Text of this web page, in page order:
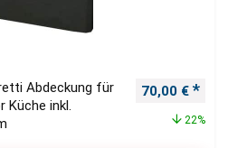
Abdeckung für
Küche inkl.
70,00 €
22%